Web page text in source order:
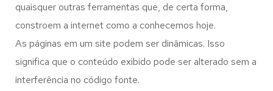
quaisquer outras ferramentas que, de certa forma,
constroem a internet como a conhecemos hoje.
As páginas em um site podem ser dinâmicas. Isso
significa que o conteúdo exibido pode ser alterado sem a
interferência no código fonte.